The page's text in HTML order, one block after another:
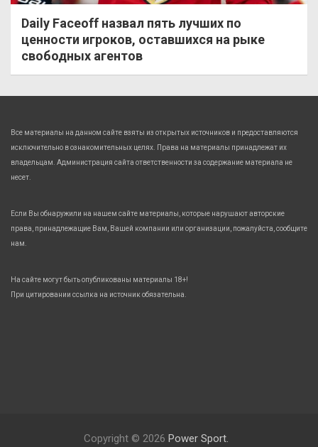
Daily Faceoff назвал пять лучших по
ценности игроков, оставшихся на рыке
свободных агентов
Все материалы на данном сайте взяты из открытых источников и предоставляются
исключительно в ознакомительных целях. Права на материалы принадлежат их
владельцам. Администрация сайта ответственности за содержание материала не
несет.
Если Вы обнаружили на нашем сайте материалы, которые нарушают авторские
права, принадлежащие Вам, Вашей компании или организации, пожалуйста, сообщите
нам.
На сайте могут быть опубликованы материалы 18+!
При цитировании ссылка на источник обязательна.
Copyright © 2026 Power Sport.